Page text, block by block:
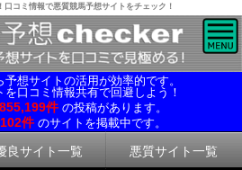
口コミ情報で悪質競馬予想サイトをチェック！
想サイトの活用が効率的です。
口コミ情報共有で回避しよう！
855,199件 の投稿があります。
件のサイトを掲載中です。
良サイト一覧 悪質サイト一覧